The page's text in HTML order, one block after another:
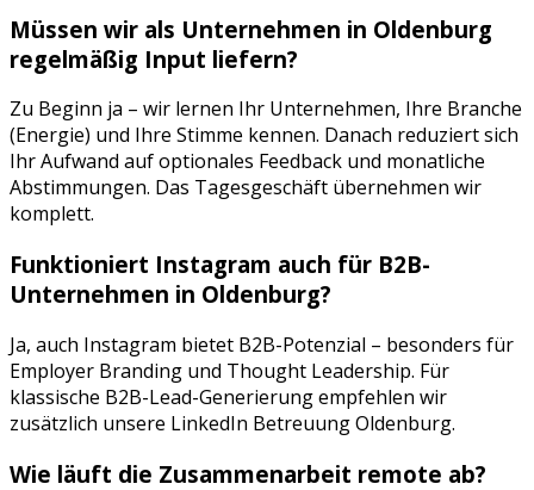
Müssen wir als Unternehmen in Oldenburg
regelmäßig Input liefern?
Zu Beginn ja – wir lernen Ihr Unternehmen, Ihre Branche
(Energie) und Ihre Stimme kennen. Danach reduziert sich
Ihr Aufwand auf optionales Feedback und monatliche
Abstimmungen. Das Tagesgeschäft übernehmen wir
komplett.
Funktioniert Instagram auch für B2B-
Unternehmen in Oldenburg?
Ja, auch Instagram bietet B2B-Potenzial – besonders für
Employer Branding und Thought Leadership. Für
klassische B2B-Lead-Generierung empfehlen wir
zusätzlich unsere LinkedIn Betreuung Oldenburg.
Wie läuft die Zusammenarbeit remote ab?